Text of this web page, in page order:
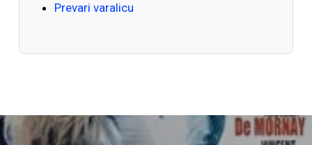
Prevari varalicu